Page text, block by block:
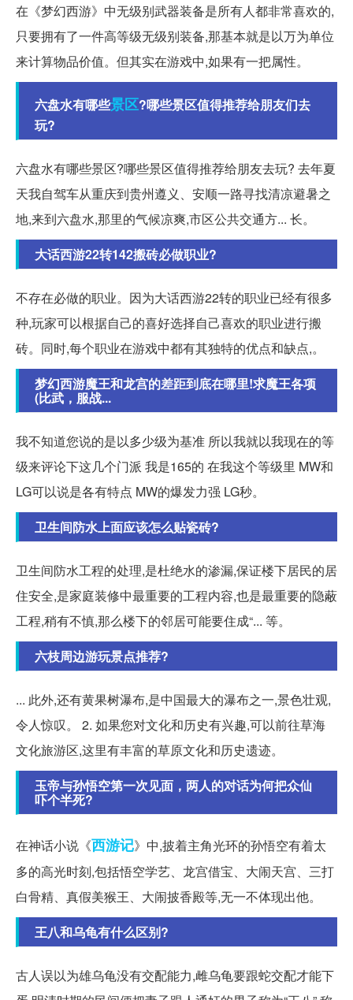
在《梦幻西游》中无级别武器装备是所有人都非常喜欢的,
只要拥有了一件高等级无级别装备,那基本就是以万为单位
来计算物品价值。但其实在游戏中,如果有一把属性。
六盘水有哪些景区?哪些景区值得推荐给朋友们去
玩?
六盘水有哪些景区?哪些景区值得推荐给朋友去玩? 去年夏
天我自驾车从重庆到贵州遵义、安顺一路寻找清凉避暑之
地,来到六盘水,那里的气候凉爽,市区公共交通方... 长。
大话西游22转142搬砖必做职业?
不存在必做的职业。因为大话西游22转的职业已经有很多
种,玩家可以根据自己的喜好选择自己喜欢的职业进行搬
砖。同时,每个职业在游戏中都有其独特的优点和缺点,。
梦幻西游魔王和龙宫的差距到底在哪里!求魔王各项
(比武，服战...
我不知道您说的是以多少级为基准 所以我就以我现在的等
级来评论下这几个门派 我是165的 在我这个等级里 MW和
LG可以说是各有特点 MW的爆发力强 LG秒。
卫生间防水上面应该怎么贴瓷砖?
卫生间防水工程的处理,是杜绝水的渗漏,保证楼下居民的居
住安全,是家庭装修中最重要的工程内容,也是最重要的隐蔽
工程,稍有不慎,那么楼下的邻居可能要住成“... 等。
六枝周边游玩景点推荐?
... 此外,还有黄果树瀑布,是中国最大的瀑布之一,景色壮观,
令人惊叹。 2. 如果您对文化和历史有兴趣,可以前往草海
文化旅游区,这里有丰富的草原文化和历史遗迹。
玉帝与孙悟空第一次见面，两人的对话为何把众仙
吓个半死?
在神话小说《西游记》中,披着主角光环的孙悟空有着太
多的高光时刻,包括悟空学艺、龙宫借宝、大闹天宫、三打
白骨精、真假美猴王、大闹披香殿等,无一不体现出他。
王八和乌龟有什么区别?
古人误以为雄乌龟没有交配能力,雌乌龟要跟蛇交配才能下